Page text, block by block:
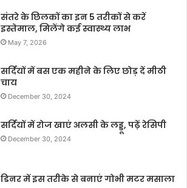
संतरे के छिलकों का इन 5 तरीकों से करें
इस्तेमाल, मिलेंगे कई स्वास्थ्य लाभ
May 7, 2026
सर्दियों में बस एक महीने के लिए छोड़ दें मीठी
चाय
December 30, 2024
सर्दियों में रोज खाएं अलसी के लड्डू, पढ़ें रेसिपी
December 30, 2024
डिनर में इस तरीके से बनाएं गोभी मटर मसाला